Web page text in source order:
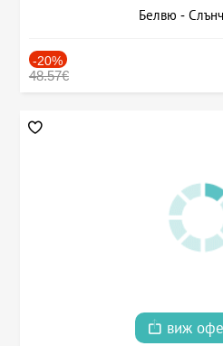
Белвю -
-20%
48.57€
виж